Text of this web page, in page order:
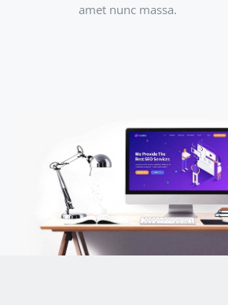
amet nunc massa.